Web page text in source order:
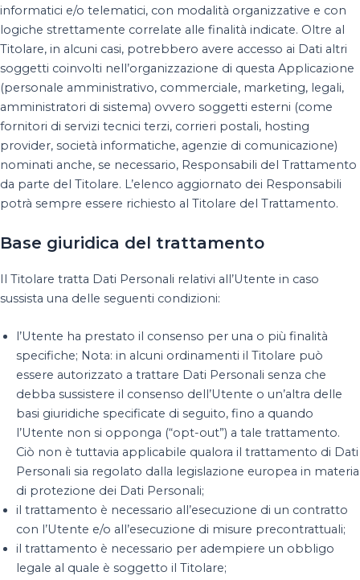
informatici e/o telematici, con modalità organizzative e con
logiche strettamente correlate alle finalità indicate. Oltre al
Titolare, in alcuni casi, potrebbero avere accesso ai Dati altri
soggetti coinvolti nell’organizzazione di questa Applicazione
(personale amministrativo, commerciale, marketing, legali,
amministratori di sistema) ovvero soggetti esterni (come
fornitori di servizi tecnici terzi, corrieri postali, hosting
provider, società informatiche, agenzie di comunicazione)
nominati anche, se necessario, Responsabili del Trattamento
da parte del Titolare. L’elenco aggiornato dei Responsabili
potrà sempre essere richiesto al Titolare del Trattamento.
Base giuridica del trattamento
Il Titolare tratta Dati Personali relativi all’Utente in caso
sussista una delle seguenti condizioni:
l’Utente ha prestato il consenso per una o più finalità
specifiche; Nota: in alcuni ordinamenti il Titolare può
essere autorizzato a trattare Dati Personali senza che
debba sussistere il consenso dell’Utente o un’altra delle
basi giuridiche specificate di seguito, fino a quando
l’Utente non si opponga (“opt-out”) a tale trattamento.
Ciò non è tuttavia applicabile qualora il trattamento di Dati
Personali sia regolato dalla legislazione europea in materia
di protezione dei Dati Personali;
il trattamento è necessario all’esecuzione di un contratto
con l’Utente e/o all’esecuzione di misure precontrattuali;
il trattamento è necessario per adempiere un obbligo
legale al quale è soggetto il Titolare;